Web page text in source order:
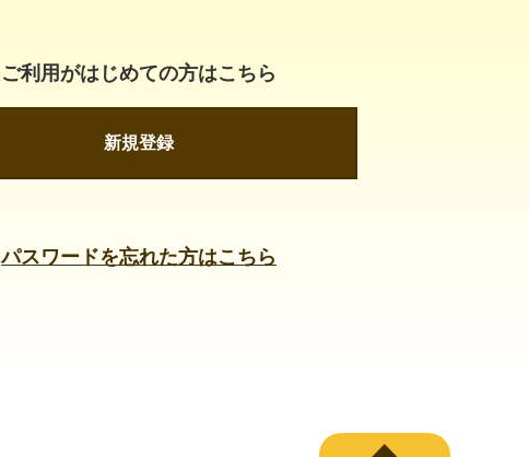
ご利用がはじめての方はこちら
新規登録
パスワードを忘れた方はこちら